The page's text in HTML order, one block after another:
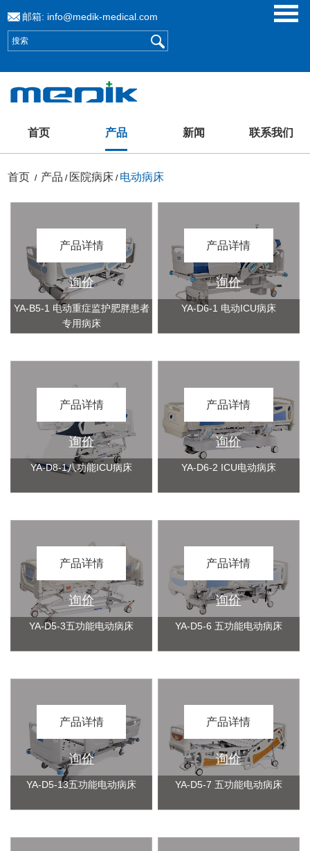
邮箱: info@medik-medical.com
首页 产品 新闻 联系我们
首页 / 产品 / 医院病床 / 电动病床
产品详情
询价
YA-B5-1 电动重症监护肥胖患者
专用病床
产品详情
询价
YA-D6-1 电动ICU病床
产品详情
询价
YA-D8-1八功能ICU病床
产品详情
询价
YA-D6-2 ICU电动病床
产品详情
询价
YA-D5-3五功能电动病床
产品详情
询价
YA-D5-6 五功能电动病床
产品详情
询价
YA-D5-13五功能电动病床
产品详情
询价
YA-D5-7 五功能电动病床